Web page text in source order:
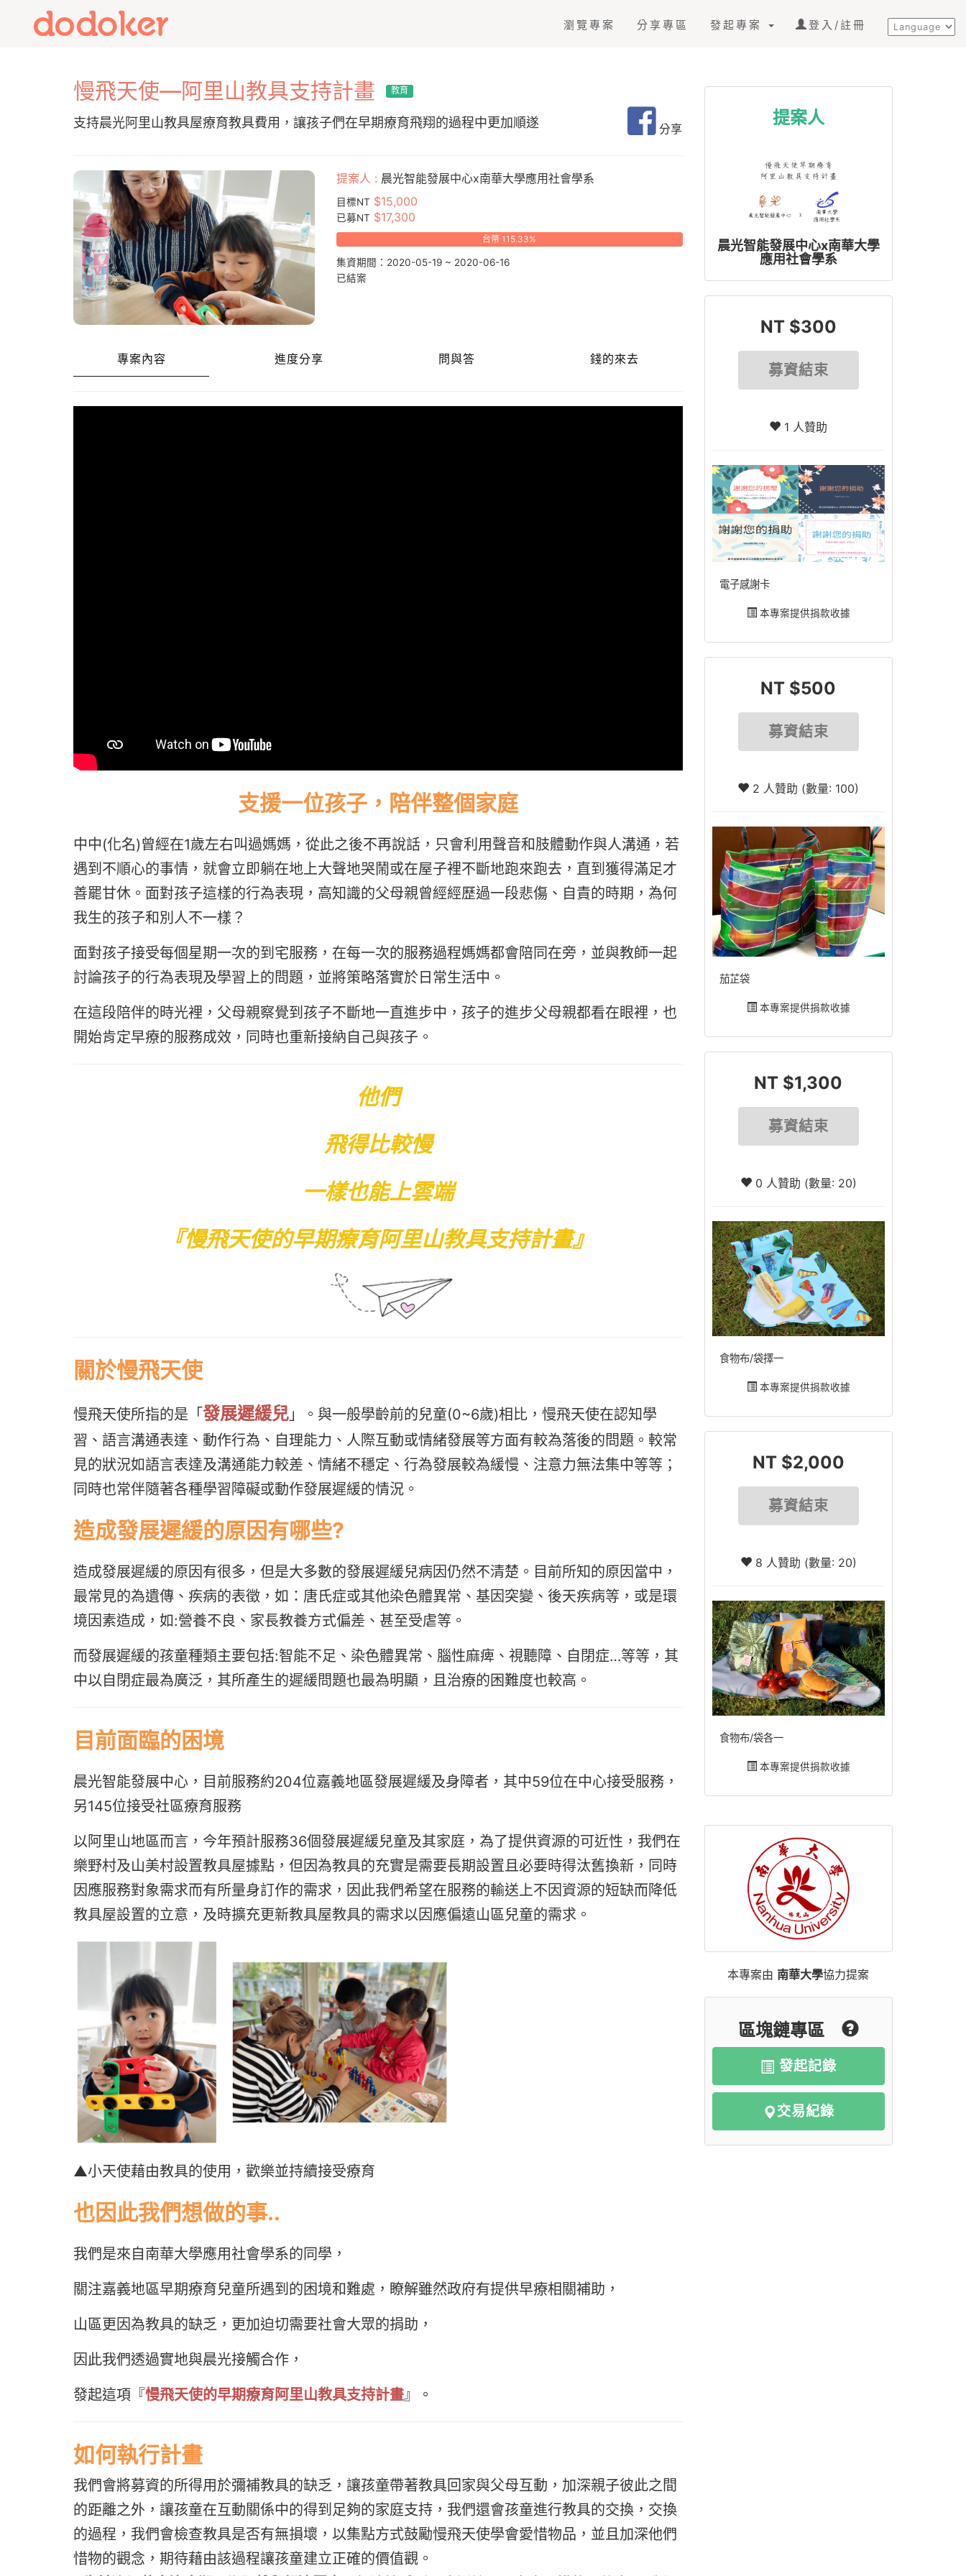
瀏覽專案 分享專區 發起專案 登入/註冊
慢飛天使—阿里山教具支持計畫 教育
支持晨光阿里山教具屋療育教具費用，讓孩子們在早期療育飛翔的過程中更加順遂 分享
提案人 : 晨光智能發展中心x南華大學應用社會學系
目標NT $15,000
已募NT $17,300
台幣 115.33%
集資期間：2020-05-19 ~ 2020-06-16
已結案
專案內容 進度分享 問與答 錢的來去
支援一位孩子，陪伴整個家庭
中中(化名)曾經在1歲左右叫過媽媽，從此之後不再說話，只會利用聲音和肢體動作與人溝通，若
遇到不順心的事情，就會立即躺在地上大聲地哭鬧或在屋子裡不斷地跑來跑去，直到獲得滿足才
善罷甘休。 面對孩子這樣的行為表現，高知識的父母親曾經經歷過一段悲傷、自責的時期，為何
我生的孩子和別人不一樣？
面對孩子接受每個星期一次的到宅服務，在每一次的服務過程媽媽都會陪同在旁，並與教師一起
討論孩子的行為表現及學習上的問題，並將策略落實於日常生活中。
在這段陪伴的時光裡，父母親察覺到孩子不斷地一直進步中，孩子的進步父母親都看在眼裡，也
開始肯定早療的服務成效，同時也重新接納自己與孩子。
他們
飛得比較慢
一樣也能上雲端
『慢飛天使的早期療育阿里山教具支持計畫』
關於慢飛天使
慢飛天使所指的是「 發展遲緩兒 」。與一般學齡前的兒童(0~6歲)相比，慢飛天使在認知學
習、語言溝通表達、動作行為、自理能力、人際互動或情緒發展等方面有較為落後的問題。較常
見的狀況如語言表達及溝通能力較差、情緒不穩定、行為發展較為緩慢、注意力無法集中等等；
同時也常伴隨著各種學習障礙或動作發展遲緩的情況。
造成發展遲緩的原因有哪些?
造成發展遲緩的原因有很多，但是大多數的發展遲緩兒病因仍然不清楚。目前所知的原因當中，
最常見的為遺傳、疾病的表徵，如：唐氏症或其他染色體異常、基因突變、後天疾病等，或是環
境因素造成，如:營養不良、家長教養方式偏差、甚至受虐等。
而發展遲緩的孩童種類主要包括:智能不足、染色體異常、腦性麻痺、視聽障、自閉症…等等，其
中以自閉症最為廣泛，其所產生的遲緩問題也最為明顯，且治療的困難度也較高。
目前面臨的困境
晨光智能發展中心，目前服務約204位嘉義地區發展遲緩及身障者，其中59位在中心接受服務，
另145位接受社區療育服務
以阿里山地區而言，今年預計服務36個發展遲緩兒童及其家庭，為了提供資源的可近性，我們在
樂野村及山美村設置教具屋據點，但因為教具的充實是需要長期設置且必要時得汰舊換新，同時
因應服務對象需求而有所量身訂作的需求，因此我們希望在服務的輸送上不因資源的短缺而降低
教具屋設置的立意，及時擴充更新教具屋教具的需求以因應偏遠山區兒童的需求。
▲小天使藉由教具的使用，歡樂並持續接受療育
也因此我們想做的事..
我們是來自南華大學應用社會學系的同學，
關注嘉義地區早期療育兒童所遇到的困境和難處，瞭解雖然政府有提供早療相關補助，
山區更因為教具的缺乏，更加迫切需要社會大眾的捐助，
因此我們透過實地與晨光接觸合作，
發起這項『慢飛天使的早期療育阿里山教具支持計畫』。
如何執行計畫
我們會將募資的所得用於彌補教具的缺乏，讓孩童帶著教具回家與父母互動，加深親子彼此之間
的距離之外，讓孩童在互動關係中的得到足夠的家庭支持，我們還會孩童進行教具的交換，交換
的過程，我們會檢查教具是否有無損壞，以集點方式鼓勵慢飛天使學會愛惜物品，並且加深他們
惜物的觀念，期待藉由該過程讓孩童建立正確的價值觀。
提案人
晨光智能發展中心x南華大學
應用社會學系
NT $300
募資結束
1 人贊助
電子感謝卡
本專案提供捐款收據
NT $500
募資結束
2 人贊助 (數量: 100)
茄芷袋
本專案提供捐款收據
NT $1,300
募資結束
0 人贊助 (數量: 20)
食物布/袋擇一
本專案提供捐款收據
NT $2,000
募資結束
8 人贊助 (數量: 20)
食物布/袋各一
本專案提供捐款收據
本專案由 南華大學協力提案
區塊鏈專區
發起記錄
交易紀錄